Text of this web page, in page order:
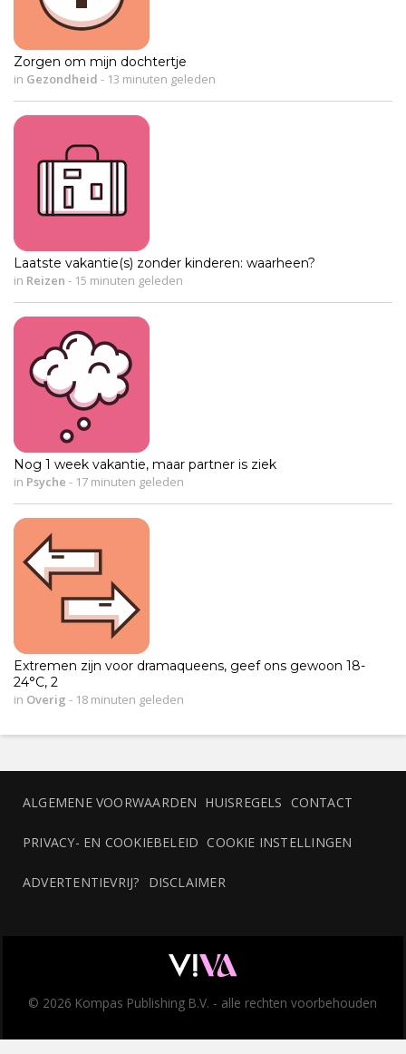
Zorgen om mijn dochtertje
in Gezondheid - 13 minuten geleden
Laatste vakantie(s) zonder kinderen: waarheen?
in Reizen - 15 minuten geleden
Nog 1 week vakantie, maar partner is ziek
in Psyche - 17 minuten geleden
Extremen zijn voor dramaqueens, geef ons gewoon 18-
24°C, 2
in Overig - 18 minuten geleden
ALGEMENE VOORWAARDEN HUISREGELS CONTACT
PRIVACY- EN COOKIEBELEID COOKIE INSTELLINGEN
ADVERTENTIEVRIJ? DISCLAIMER
© 2026 Kompas Publishing B.V. - alle rechten voorbehouden